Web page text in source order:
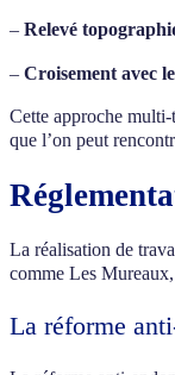
– Relevé
– Croisement avec
Cette approche
que l’on peut
La réalisation de
comme Les
La réforme